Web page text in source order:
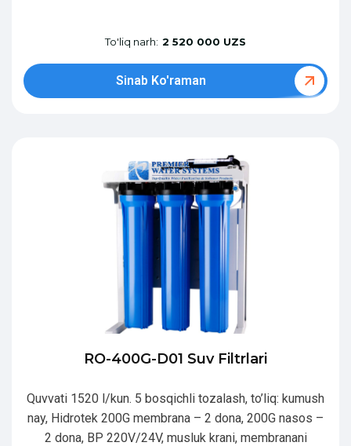
To'liq narh: 2 520 000 UZS
Sinab Ko'raman
RO-400G-D01 Suv Filtrlari
Quvvati 1520 l/kun. 5 bosqichli tozalash, to’liq: kumush
nay, Hidrotek 200G membrana – 2 dona, 200G nasos –
2 dona, BP 220V/24V, musluk krani, membranani